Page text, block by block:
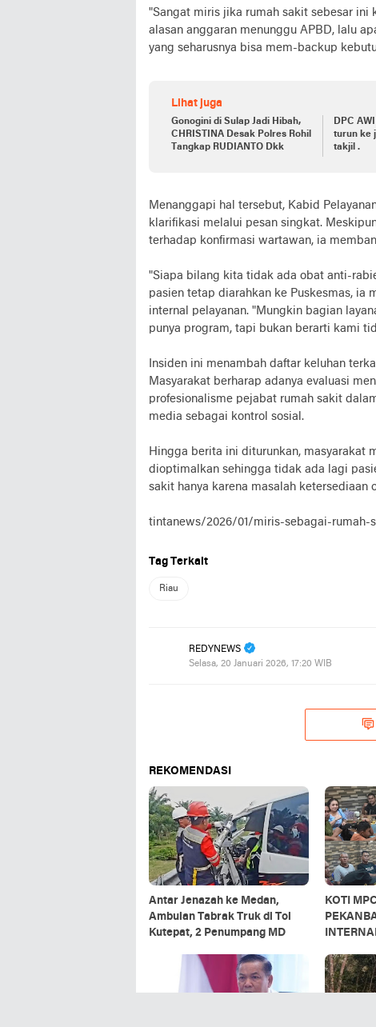
"Sangat miris jika rumah sakit sebesar ini
alasan anggaran menunggu APBD, lalu
yang seharusnya bisa mem-backup
Lihat juga
Gonogini di Sulap Jadi Hibah,
CHRISTINA Desak Polres Rohil
Tangkap RUDIANTO Dkk
DPC
turun ke
takjil .
Menanggapi hal tersebut, Kabid
klarifikasi melalui pesan singkat.
terhadap konfirmasi wartawan, ia
"Siapa bilang kita tidak ada obat anti-
pasien tetap diarahkan ke Puskesmas, ia
internal pelayanan. "Mungkin bagian
punya program, tapi bukan berarti kami
Insiden ini menambah daftar keluhan
Masyarakat berharap adanya evaluasi
profesionalisme pejabat rumah sakit
media sebagai kontrol sosial.
Hingga berita ini diturunkan, masyarakat
dioptimalkan sehingga tidak ada lagi
sakit hanya karena masalah ketersediaan
tintanews/2026/01/miris-sebagai-rumah-
Tag Terkait
Riau
REDYNEWS
Selasa, 20 Januari 2026, 17:20 WIB
REKOMENDASI
Antar Jenazah ke Medan,
Ambulan Tabrak Truk di Tol
Kutepat, 2 Penumpang MD
KOTI